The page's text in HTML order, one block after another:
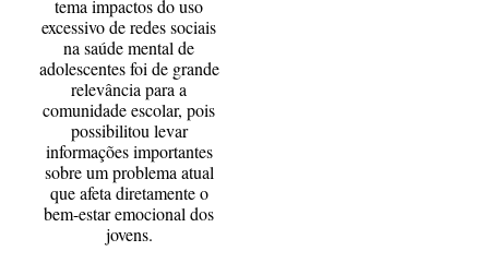
tema impactos do uso
excessivo de redes sociais
na saúde mental de
adolescentes foi de grande
relevância para a
comunidade escolar, pois
possibilitou levar
informações importantes
sobre um problema atual
que afeta diretamente o
bem-estar emocional dos
jovens.